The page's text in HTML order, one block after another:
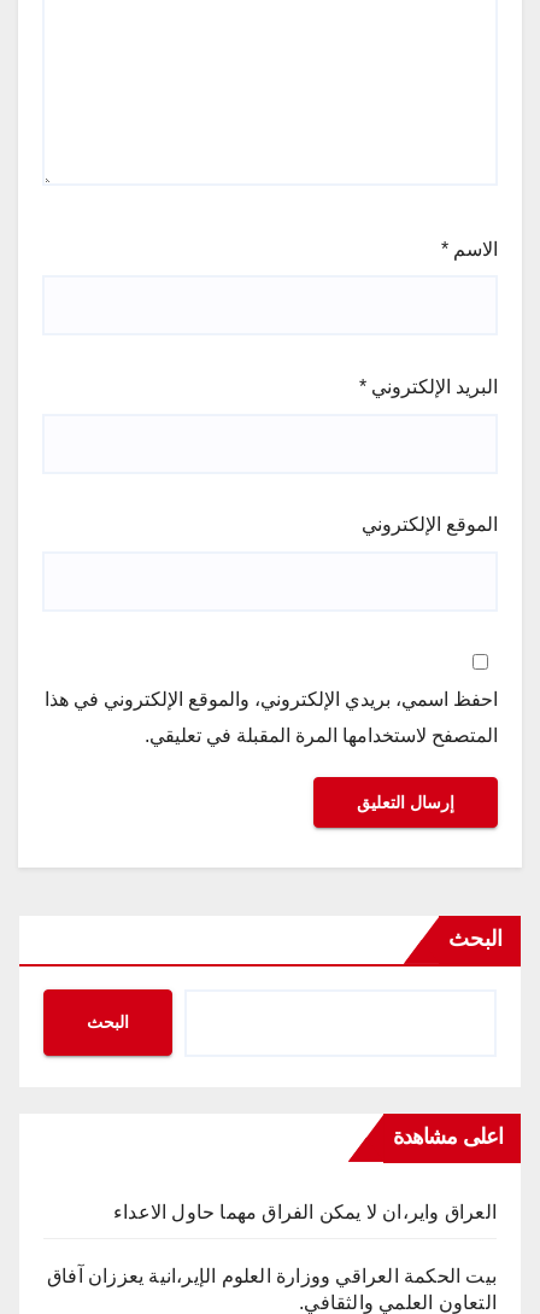
الاسم *
البريد الإلكتروني *
الموقع الإلكتروني
احفظ اسمي، بريدي الإلكتروني، والموقع الإلكتروني في هذا
المتصفح لاستخدامها المرة المقبلة في تعليقي.
البحث
البحث
اعلى مشاهدة
العراق واير،ان لا يمكن الفراق مهما حاول الاعداء
بيت الحكمة العراقي ووزارة العلوم الإير،انية يعززان آفاق
التعاون العلمي والثقافي.